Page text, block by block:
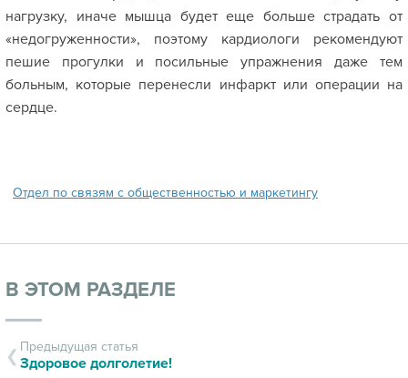
нагрузку, иначе мышца будет еще больше страдать от
«недогруженности», поэтому кардиологи рекомендуют
пешие прогулки и посильные упражнения даже тем
больным, которые перенесли инфаркт или операции на
сердце.
Отдел по связям с общественностью и маркетингу
В ЭТОМ РАЗДЕЛЕ
Предыдущая статья
Здоровое долголетие!